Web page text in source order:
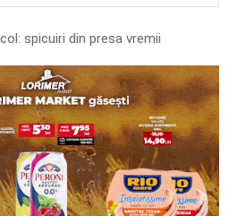
spicuiri din presa vremii